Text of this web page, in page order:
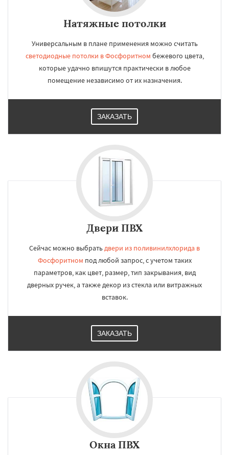
Натяжные потолки
Универсальным в плане применения можно считать
светодиодные потолки в Фосфоритном бежевого цвета,
которые удачно впишутся практически в любое
помещение независимо от их назначения.
ЗАКАЗАТЬ
Двери ПВХ
Сейчас можно выбратьдвери из поливинилхлорида в
Фосфоритном под любой запрос, с учетом таких
параметров, как цвет, размер, тип закрывания, вид
дверных ручек, а также декор из стекла или витражных
вставок.
ЗАКАЗАТЬ
Окна ПВХ